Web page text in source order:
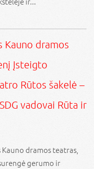
Kauno dramos
Įsteigto
Rūtos šakelė –
vadovai Rūta ir
dramos teatras,
gerumo ir